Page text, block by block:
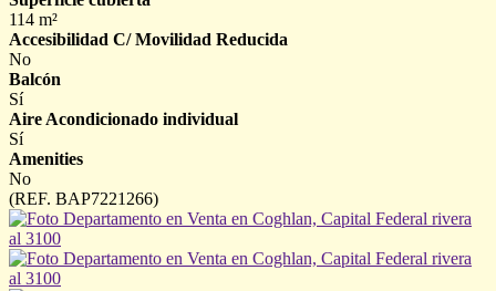
114 m²
Accesibilidad C/ Movilidad Reducida
No
Balcón
Sí
Aire Acondicionado individual
Sí
Amenities
No
(REF. BAP7221266)